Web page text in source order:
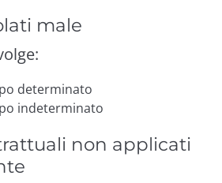
male
determinato
indeterminato
non applicati